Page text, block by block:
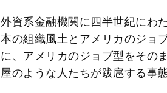
外資系金融機関に四半世紀にわ
本の組織風土とアメリカのジョ
に、アメリカのジョブ型をその
屋のような人たちが跋扈する事